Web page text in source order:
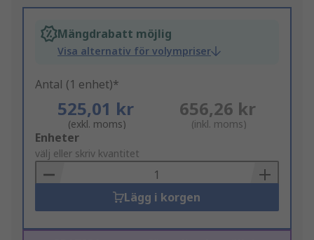
Mängdrabatt möjlig
Visa alternativ för volympriser
Antal (1 enhet)*
525,01 kr
(exkl. moms)
656,26 kr
(inkl. moms)
Add
to
Basket
Enheter
välj eller skriv kvantitet
Lägg i korgen